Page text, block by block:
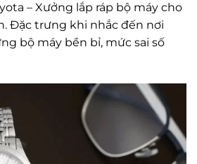
– Xưởng lắp ráp bộ máy cho
Đặc trưng khi nhắc đến nơi
bộ máy bền bỉ, mức sai số